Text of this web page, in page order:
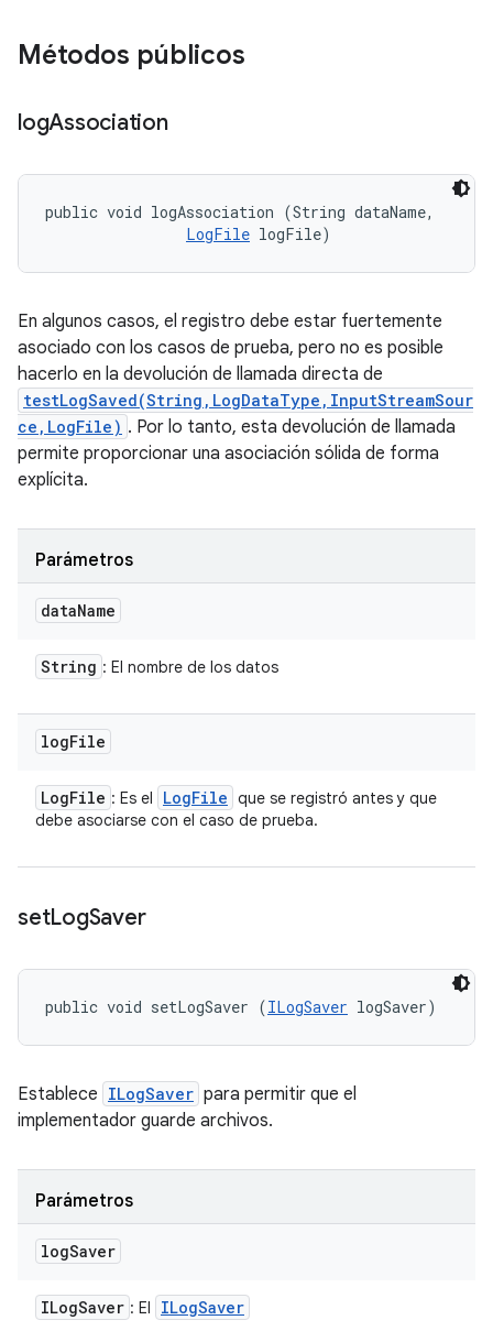
Métodos públicos
logAssociation
public void logAssociation (String dataName,
LogFile logFile)
En algunos casos, el registro debe estar fuertemente
asociado con los casos de prueba, pero no es posible
hacerlo en la devolución de llamada directa de
testLogSaved(String,LogDataType,InputStreamSour
ce,LogFile) . Por lo tanto, esta devolución de llamada
permite proporcionar una asociación sólida de forma
explícita.
Parámetros
dataName
String : El nombre de los datos
logFile
LogFile : Es el LogFile que se registró antes y que
debe asociarse con el caso de prueba.
setLogSaver
public void setLogSaver (ILogSaver logSaver)
Establece ILogSaver para permitir que el
implementador guarde archivos.
Parámetros
logSaver
ILogSaver : El ILogSaver